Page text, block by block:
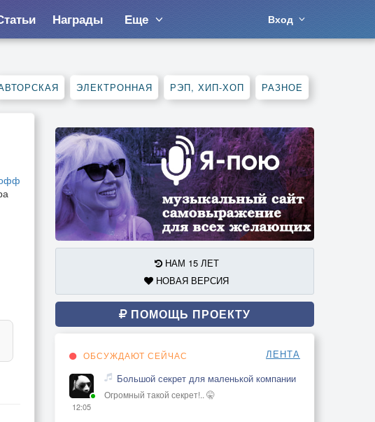
Награды Еще Вход
ЭЛЕКТРОННАЯ РЭП, ХИП-ХОП РАЗНОЕ
НАМ 15 ЛЕТ
НОВАЯ ВЕРСИЯ
ПОМОЩЬ ПРОЕКТУ
ОБСУЖДАЮТ СЕЙЧАС ЛЕНТА
12:05
Большой секрет для маленькой компании
Огромный такой секрет!.. 🤫